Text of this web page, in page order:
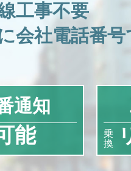
工事不要
会社電話番号
通知
能
乗
換